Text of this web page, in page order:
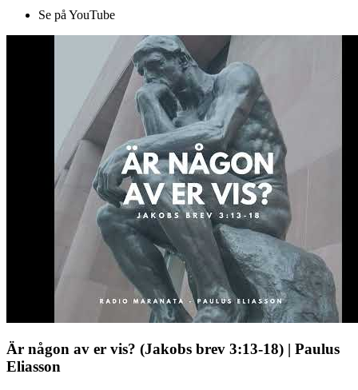
Se på YouTube
Är någon av er vis? (Jakobs brev 3:13-18) | Paulus
Eliasson